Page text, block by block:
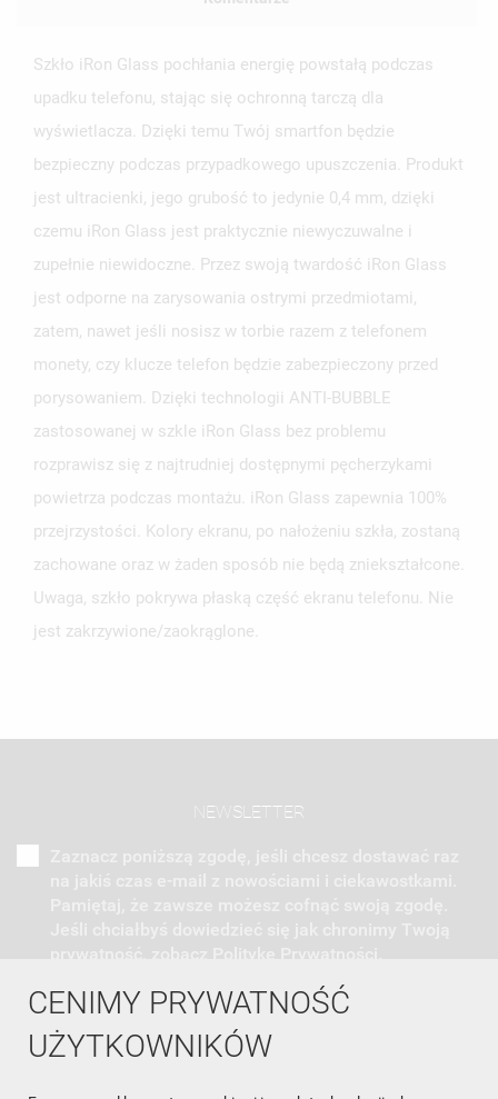
CENIMY PRYWATNOŚĆ
UŻYTKOWNIKÓW
Szkło iRon Glass pochłania energię powstałą podczas
upadku telefonu, stając się ochronną tarczą dla
wyświetlacza. Dzięki temu Twój smartfon będzie
bezpieczny podczas przypadkowego upuszczenia. Produkt
jest ultracienki, jego grubość to jedynie 0,4 mm, dzięki
czemu iRon Glass jest praktycznie niewyczuwalne i
zupełnie niewidoczne. Przez swoją twardość iRon Glass
jest odporne na zarysowania ostrymi przedmiotami,
zatem, nawet jeśli nosisz w torbie razem z telefonem
monety, czy klucze telefon będzie zabezpieczony przed
porysowaniem. Dzięki technologii ANTI-BUBBLE
zastosowanej w szkle iRon Glass bez problemu
rozprawisz się z najtrudniej dostępnymi pęcherzykami
powietrza podczas montażu. iRon Glass zapewnia 100%
przejrzystości. Kolory ekranu, po nałożeniu szkła, zostaną
zachowane oraz w żaden sposób nie będą zniekształcone.
Uwaga, szkło pokrywa płaską część ekranu telefonu. Nie
jest zakrzywione/zaokrąglone.
NEWSLETTER